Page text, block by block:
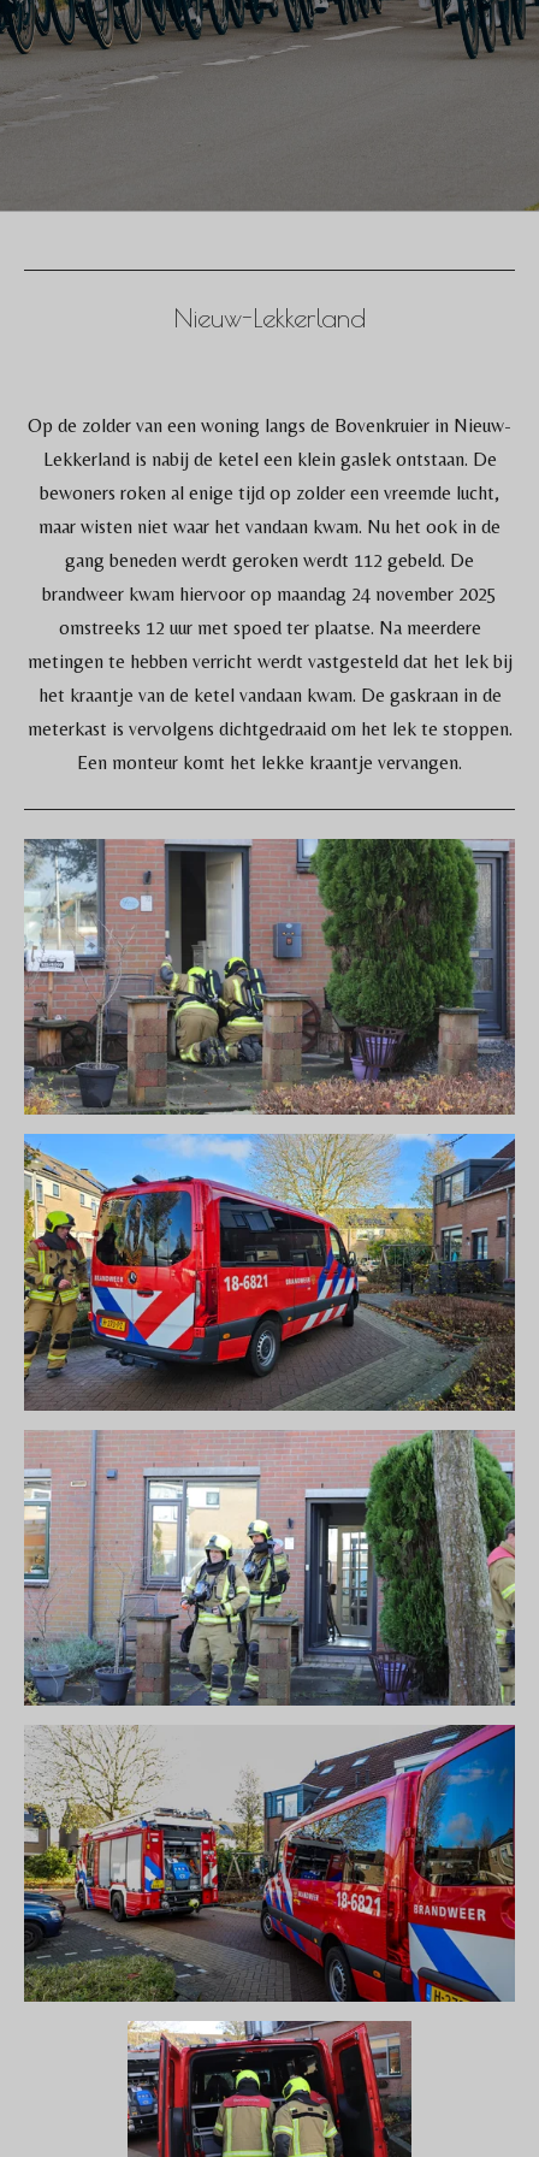
Nieuw-Lekkerland
Op de zolder van een woning langs de Bovenkruier in Nieuw-
Lekkerland is nabij de ketel een klein gaslek ontstaan. De
bewoners roken al enige tijd op zolder een vreemde lucht,
maar wisten niet waar het vandaan kwam. Nu het ook in de
gang beneden werdt geroken werdt 112 gebeld. De
brandweer kwam hiervoor op maandag 24 november 2025
omstreeks 12 uur met spoed ter plaatse. Na meerdere
metingen te hebben verricht werdt vastgesteld dat het lek bij
het kraantje van de ketel vandaan kwam. De gaskraan in de
meterkast is vervolgens dichtgedraaid om het lek te stoppen.
Een monteur komt het lekke kraantje vervangen.